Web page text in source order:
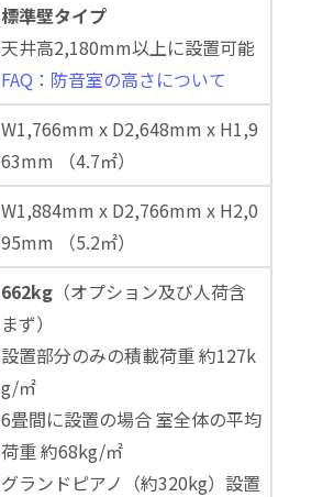
標準壁タイプ
天井高2,180mm以上に設置可能
FAQ：防音室の高さについて
W1,766mm x D2,648mm x H1,9
63mm （4.7㎡）
W1,884mm x D2,766mm x H2,0
95mm （5.2㎡）
662kg （オプション及び人荷含
まず）
設置部分のみの積載荷重 約127k
g/㎡
6畳間に設置の場合 室全体の平均
荷重 約68kg/㎡
グランドピアノ（約320kg）設置